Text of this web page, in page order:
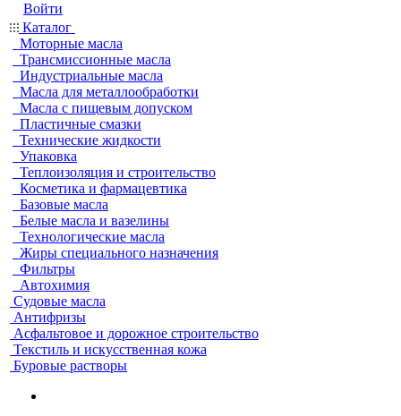
Войти
Каталог
Моторные масла
Трансмиссионные масла
Индустриальные масла
Масла для металлообработки
Масла с пищевым допуском
Пластичные смазки
Технические жидкости
Упаковка
Теплоизоляция и строительство
Косметика и фармацевтика
Базовые масла
Белые масла и вазелины
Технологические масла
Жиры специального назначения
Фильтры
Автохимия
Судовые масла
Антифризы
Асфальтовое и дорожное строительство
Текстиль и искусственная кожа
Буровые растворы